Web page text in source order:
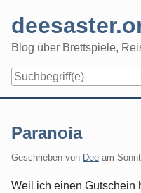
content
Blog über Brettspiele,
Paranoia
Geschrieben von Dee am
Weil ich einen Gutschein